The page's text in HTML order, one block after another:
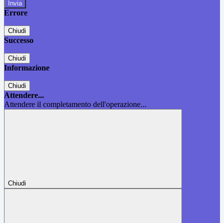
Errore
Chiudi
Successo
Chiudi
Informazione
Chiudi
Attendere...
Attendere il completamento dell'operazione...
Chiudi